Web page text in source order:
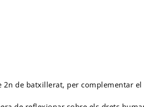
2n de batxillerat, per complementar